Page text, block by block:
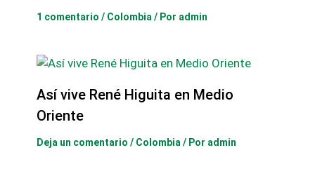
1 comentario / Colombia / Por admin
Así vive René Higuita en Medio
Oriente
Deja un comentario / Colombia / Por admin